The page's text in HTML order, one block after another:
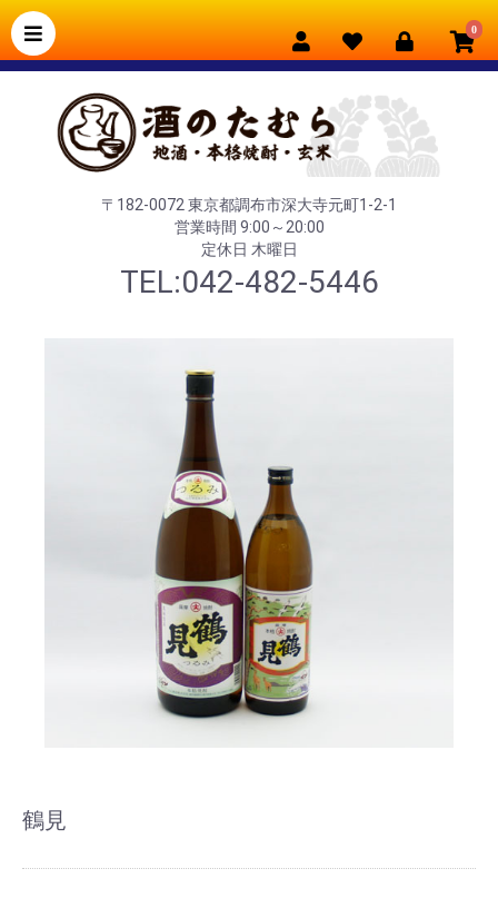
0
〒182-0072 東京都調布市深大寺元町1-2-1
営業時間 9:00～20:00
定休日 木曜日
TEL:042-482-5446
鶴見